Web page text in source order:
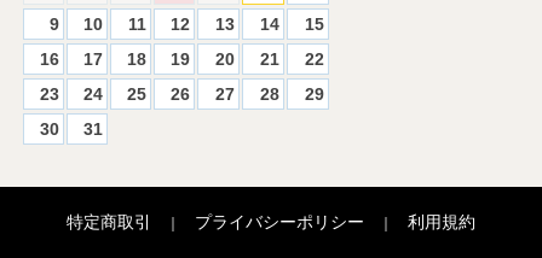
9
10 11 12 13 14
15
16
17 18 19 20 21
22
23
24 25 26 27 28
29
30
31
特定商取引 ｜ プライバシーポリシー ｜ 利用規約